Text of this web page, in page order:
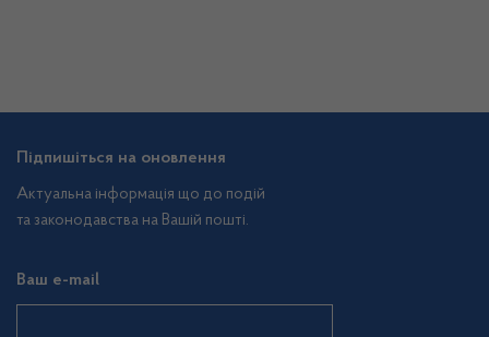
Підпишіться на оновлення
Актуальна інформація що до подій
та законодавства на Вашій пошті.
Ваш e-mail